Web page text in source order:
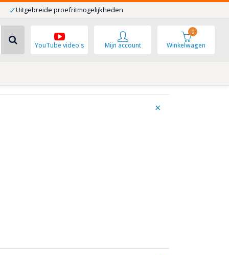
✓Uitgebreide proefritmogelijkheden
YouTube video's Winkelwagen
0
Mijn account
×